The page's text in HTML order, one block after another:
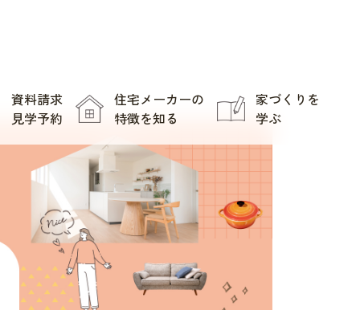
資料請求
見学予約
住宅メーカーの
特徴を知る
家づくりを
学ぶ